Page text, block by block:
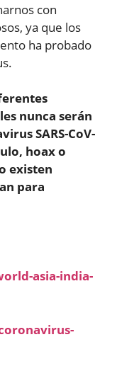
con
ya que los
ha probado
nunca serán
SARS-CoV-
hoax o
existen
para
asia-india-